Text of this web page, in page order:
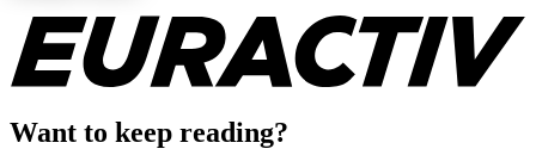
Want to keep reading?